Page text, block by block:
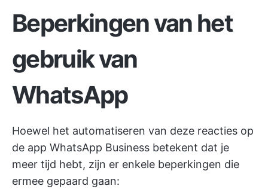
Beperkingen van het
gebruik van
WhatsApp
Hoewel het automatiseren van deze reacties op
de app WhatsApp Business betekent dat je
meer tijd hebt, zijn er enkele beperkingen die
ermee gepaard gaan: